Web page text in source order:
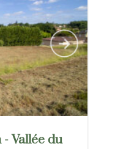
Vallée du